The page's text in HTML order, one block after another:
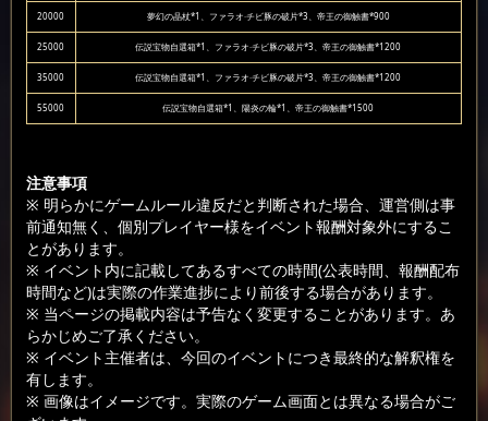
20000 夢幻の晶杖*1、ファラオ·チビ豚の破片*3、帝王の御触書*900
25000 伝説宝物自選箱*1、ファラオ·チビ豚の破片*3、帝王の御触書*1200
35000 伝説宝物自選箱*1、ファラオ·チビ豚の破片*3、帝王の御触書*1200
55000 伝説宝物自選箱*1、陽炎の輪*1、帝王の御触書*1500
注意事項
※ 明らかにゲームルール違反だと判断された場合、運営側は事
前通知無く、個別プレイヤー様をイベント報酬対象外にするこ
とがあります。
※ イベント内に記載してあるすべての時間(公表時間、報酬配布
時間など)は実際の作業進捗により前後する場合があります。
※ 当ページの掲載内容は予告なく変更することがあります。あ
らかじめご了承ください。
※ イベント主催者は、今回のイベントにつき最終的な解釈権を
有します。
※ 画像はイメージです。実際のゲーム画面とは異なる場合がご